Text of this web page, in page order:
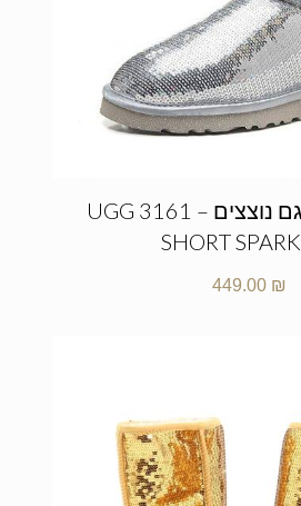
מגפי האגג דגם נוצצים – UGG 3161
SHORT
449.00 ₪